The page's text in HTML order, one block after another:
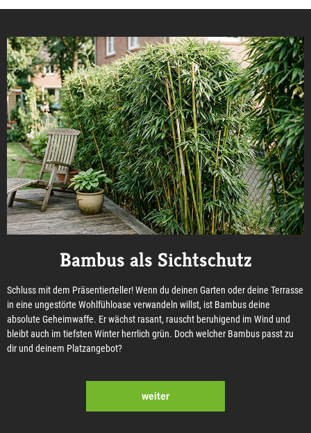
Bambus als Sichtschutz
Schluss mit dem Präsentierteller! Wenn du deinen Garten oder deine Terrasse
in eine ungestörte Wohlfühloase verwandeln willst, ist Bambus deine
absolute Geheimwaffe. Er wächst rasant, rauscht beruhigend im Wind und
bleibt auch im tiefsten Winter herrlich grün. Doch welcher Bambus passt zu
dir und deinem Platzangebot?
weiter